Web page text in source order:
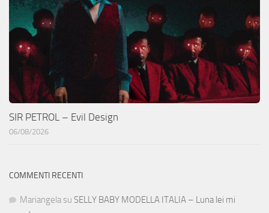
SIR PETROL – Evil Design
06/08/2026
COMMENTI RECENTI
Mariangela su SELLY BABY MODELLA ITALIA – Luna lei mi